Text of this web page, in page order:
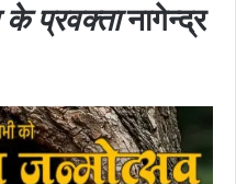
प्रवक्तानागेन्द्र